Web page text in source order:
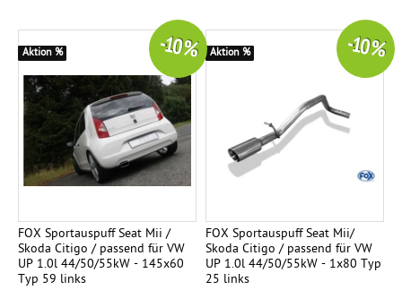
FOX Sportauspuff Seat Mii /
Skoda Citigo / passend für VW
UP 1.0l 44/50/55kW - 145x60
Typ 59 links
-10 %
Aktion %
FOX Sportauspuff Seat Mii/
Skoda Citigo / passend für VW
UP 1.0l 44/50/55kW - 1x80 Typ
25 links
-10 %
Aktion %